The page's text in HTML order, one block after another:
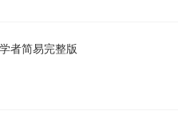
者简易完整版